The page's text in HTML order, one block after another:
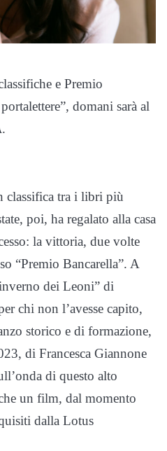
e Premio
domani sarà al
.
classifica tra i libri più
poi, ha regalato alla casa
la vittoria, due volte
“Premio Bancarella”. A
dei Leoni” di
chi non l’avesse capito,
storico e di formazione,
di Francesca Giannone
di questo alto
un film, dal momento
dalla Lotus